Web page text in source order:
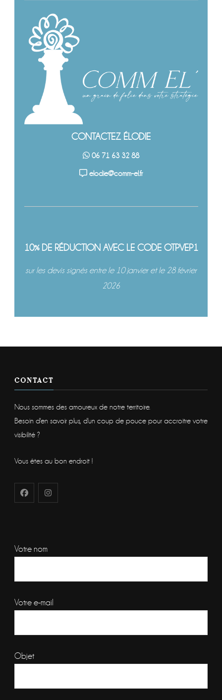
CONTACTEZ ÉLODIE
06 71 63 32 88
elodie@comm-el.fr
10% DE RÉDUCTION AVEC LE CODE OTPVEP1
sur les devis signés entre le 10 janvier et le 28 février
2026
CONTACT
Nous sommes des amoureux de notre territoire.
Besoin d'en savoir plus, d'un coup de pouce pour accroitre votre
visibilité ?
Vous êtes au bon endroit !
Votre nom
Votre e-mail
Objet